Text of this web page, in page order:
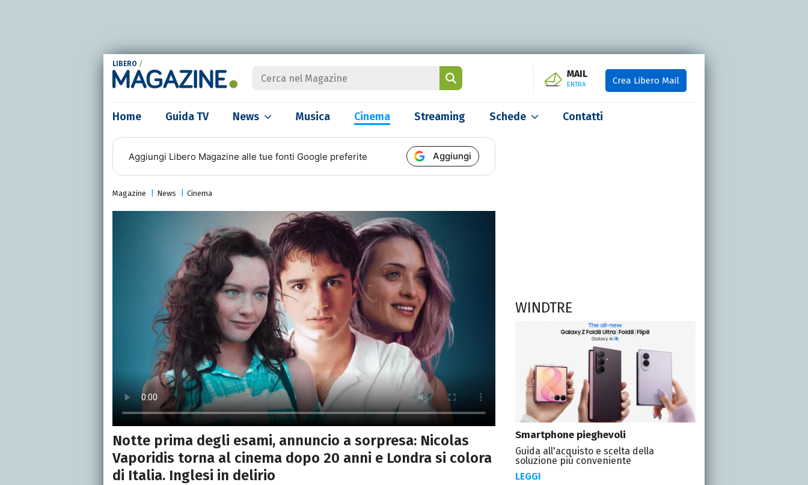
LIBERO /
MAIL
ENTRA Crea Libero Mail
Home Guida TV News Musica Cinema Streaming Schede Contatti
Aggiungi Libero Magazine alle tue fonti Google preferite Aggiungi
Magazine News Cinema
Notte prima degli esami, annuncio a sorpresa: Nicolas
Vaporidis torna al cinema dopo 20 anni e Londra si colora
di Italia. Inglesi in delirio
WINDTRE
Smartphone pieghevoli
Guida all'acquisto e scelta della
soluzione più conveniente
LEGGI